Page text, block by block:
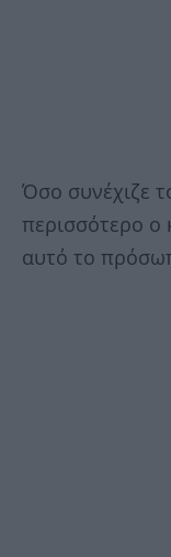
Όσο συνέχιζε
περισσότερο ο
αυτό το